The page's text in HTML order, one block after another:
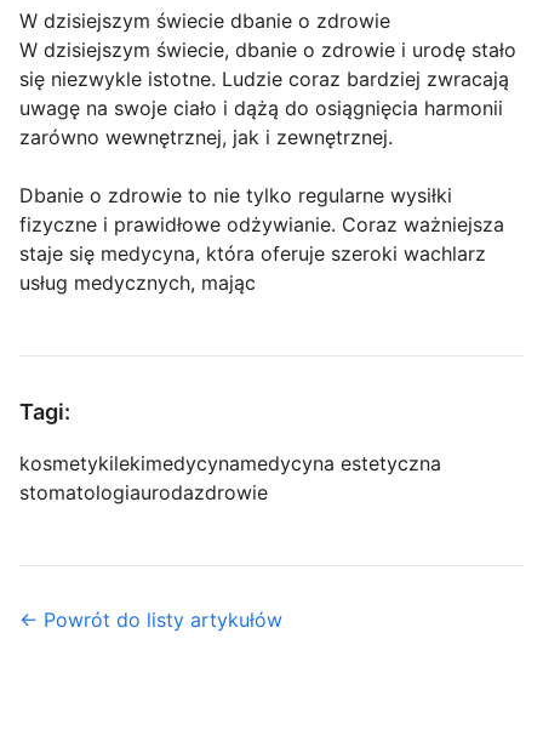
W dzisiejszym świecie dbanie o zdrowie
W dzisiejszym świecie, dbanie o zdrowie i urodę stało
się niezwykle istotne. Ludzie coraz bardziej zwracają
uwagę na swoje ciało i dążą do osiągnięcia harmonii
zarówno wewnętrznej, jak i zewnętrznej.
Dbanie o zdrowie to nie tylko regularne wysiłki
fizyczne i prawidłowe odżywianie. Coraz ważniejsza
staje się medycyna, która oferuje szeroki wachlarz
usług medycznych, mając
Tagi:
kosmetykilekimedycynamedycyna estetyczna
stomatologiaurodazdrowie
← Powrót do listy artykułów